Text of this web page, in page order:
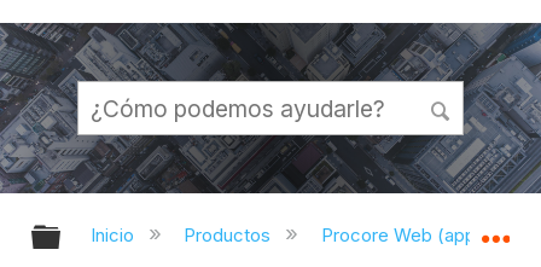
Expandir/contraer jerarquía global
Inicio Productos Procore Web